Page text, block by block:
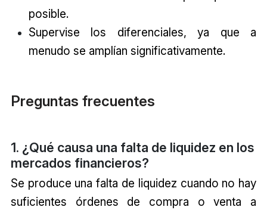
posible.
Supervise los diferenciales, ya que a
menudo se amplían significativamente.
Preguntas frecuentes
1. ¿Qué causa una falta de liquidez en los
mercados financieros?
Se produce una falta de liquidez cuando no hay
suficientes órdenes de compra o venta a